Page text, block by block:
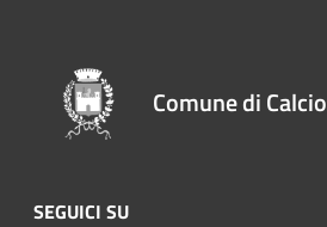
Comune di Calcio
SEGUICI SU